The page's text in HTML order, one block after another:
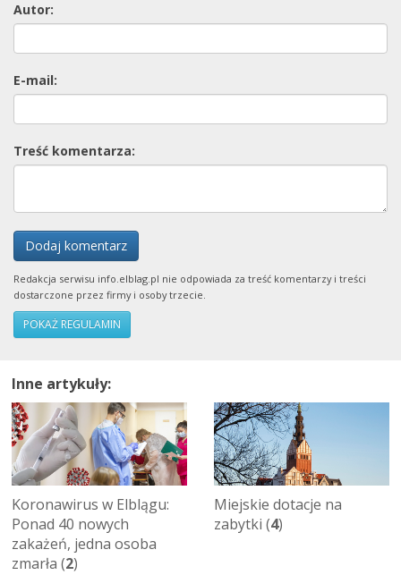
Autor:
E-mail:
Treść komentarza:
Dodaj komentarz
Redakcja serwisu info.elblag.pl nie odpowiada za treść komentarzy i treści
dostarczone przez firmy i osoby trzecie.
POKAŻ REGULAMIN
Inne artykuły:
Koronawirus w Elblągu:
Ponad 40 nowych
zakażeń, jedna osoba
zmarła (2)
Miejskie dotacje na
zabytki (4)